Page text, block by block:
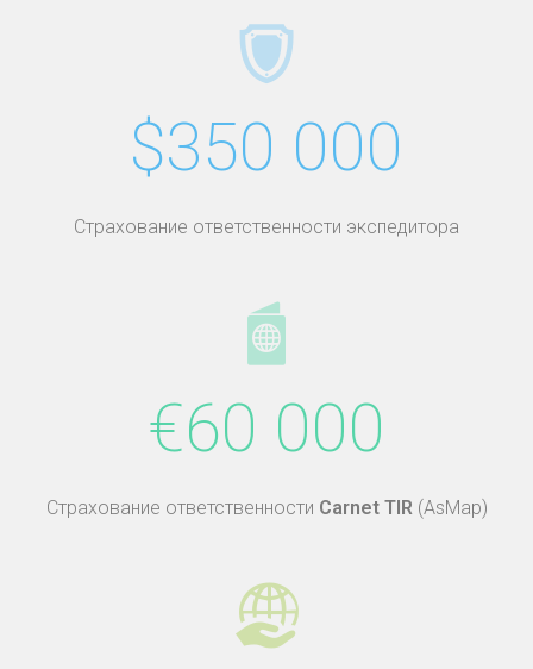
$350 000
Страхование ответственности экспедитора
€60 000
Страхование ответственности Carnet TIR (AsMap)